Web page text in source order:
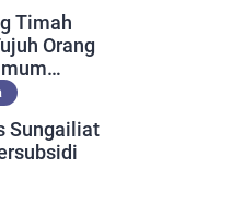
Timah
Orang
Sungailiat